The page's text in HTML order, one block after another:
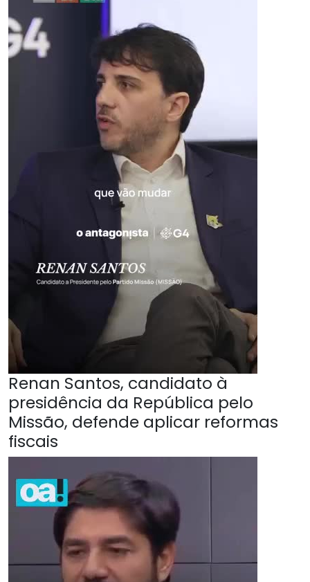
Renan Santos, candidato à
presidência da República pelo
Missão, defende aplicar reformas
fiscais